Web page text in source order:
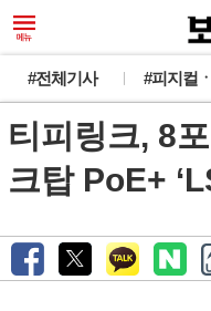
#전체기사 #피지컬
티피링크, 8
크탑 PoE+